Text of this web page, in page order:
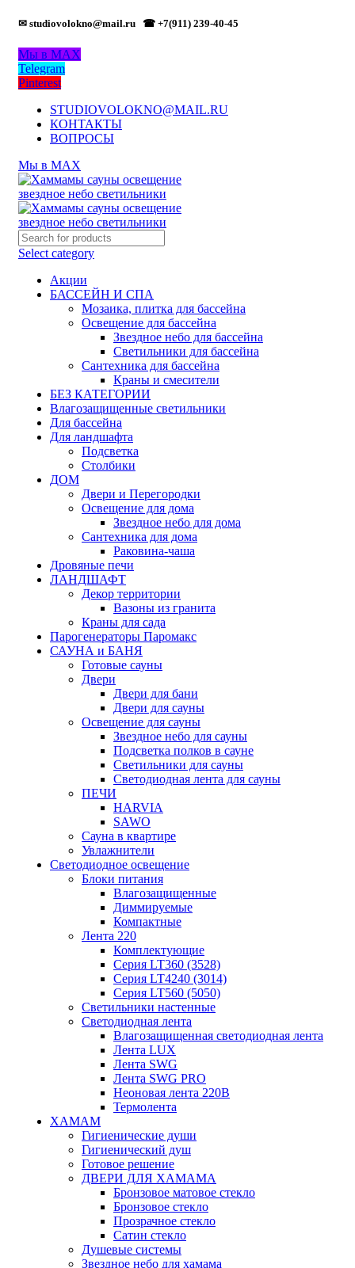
✉ studiovolokno@mail.ru ☎ +7(911) 239-40-45
Мы в MAX
Telegram
Pinterest
STUDIOVOLOKNO@MAIL.RU
КОНТАКТЫ
ВОПРОСЫ
Мы в MAX
Select category
Акции
БАССЕЙН И СПА
Мозаика, плитка для бассейна
Освещение для бассейна
Звездное небо для бассейна
Светильники для бассейна
Сантехника для бассейна
Краны и смесители
БЕЗ КАТЕГОРИИ
Влагозащищенные светильники
Для бассейна
Для ландшафта
Подсветка
Столбики
ДОМ
Двери и Перегородки
Освещение для дома
Звездное небо для дома
Сантехника для дома
Раковина-чаша
Дровяные печи
ЛАНДШАФТ
Декор территории
Вазоны из гранита
Краны для сада
Парогенераторы Паромакс
САУНА и БАНЯ
Готовые сауны
Двери
Двери для бани
Двери для сауны
Освещение для сауны
Звездное небо для сауны
Подсветка полков в сауне
Светильники для сауны
Светодиодная лента для сауны
ПЕЧИ
HARVIA
SAWO
Сауна в квартире
Увлажнители
Светодиодное освещение
Блоки питания
Влагозащищенные
Диммируемые
Компактные
Лента 220
Комплектующие
Серия LT360 (3528)
Серия LT4240 (3014)
Серия LT560 (5050)
Светильники настенные
Светодиодная лента
Влагозащищенная светодиодная лента
Лента LUX
Лента SWG
Лента SWG PRO
Неоновая лента 220В
Термолента
ХАМАМ
Гигиенические души
Гигиенический душ
Готовое решение
ДВЕРИ ДЛЯ ХАМАМА
Бронзовое матовое стекло
Бронзовое стекло
Прозрачное стекло
Сатин стекло
Душевые системы
Звездное небо для хамама